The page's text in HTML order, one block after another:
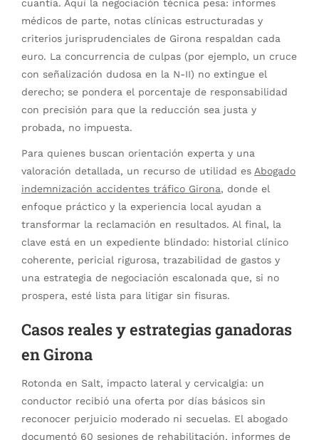
cuantía. Aquí la negociación técnica pesa: informes
médicos de parte, notas clínicas estructuradas y
criterios jurisprudenciales de Girona respaldan cada
euro. La concurrencia de culpas (por ejemplo, un cruce
con señalización dudosa en la N-II) no extingue el
derecho; se pondera el porcentaje de responsabilidad
con precisión para que la reducción sea justa y
probada, no impuesta.
Para quienes buscan orientación experta y una
valoración detallada, un recurso de utilidad es Abogado
indemnización accidentes tráfico Girona, donde el
enfoque práctico y la experiencia local ayudan a
transformar la reclamación en resultados. Al final, la
clave está en un expediente blindado: historial clínico
coherente, pericial rigurosa, trazabilidad de gastos y
una estrategia de negociación escalonada que, si no
prospera, esté lista para litigar sin fisuras.
Casos reales y estrategias ganadoras
en Girona
Rotonda en Salt, impacto lateral y cervicalgia: un
conductor recibió una oferta por días básicos sin
reconocer perjuicio moderado ni secuelas. El abogado
documentó 60 sesiones de rehabilitación, informes de